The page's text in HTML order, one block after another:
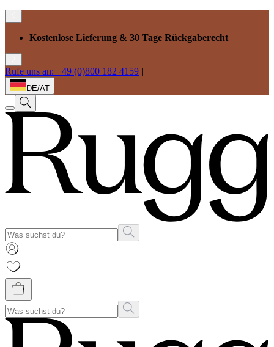
Kostenlose Lieferung & 30 Tage Rückgaberecht
Rufe uns an: +49 (0)800 182 4159 |
DE/AT